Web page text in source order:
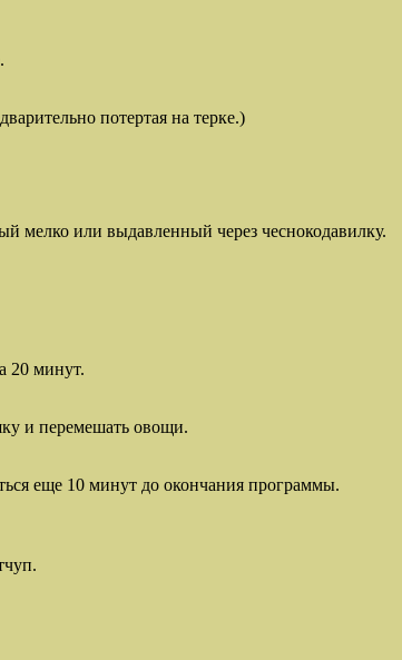
потертая на терке.)
мелко или выдавленный через чеснокодавилку.
20 минут.
и перемешать овощи.
еще 10 минут до окончания программы.